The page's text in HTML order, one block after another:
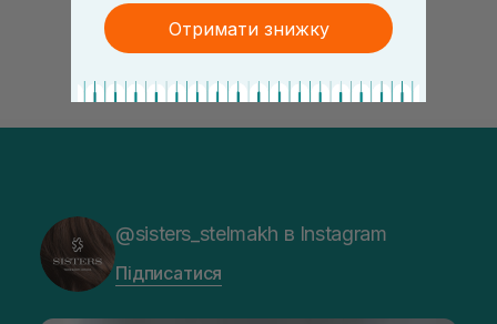
@sisters_stelmakh в Instagram
Підписатися
Отримати знижку